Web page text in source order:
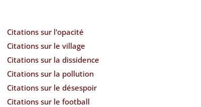
Citations sur l'opacité
Citations sur le village
Citations sur la dissidence
Citations sur la pollution
Citations sur le désespoir
Citations sur le football